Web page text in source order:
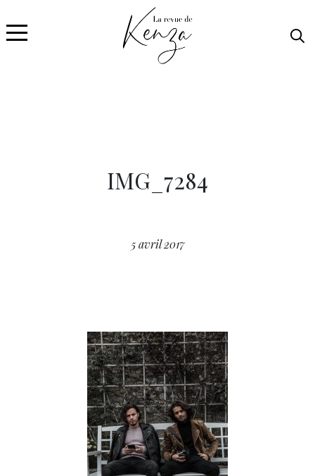
IMG_7284
5 avril 2017